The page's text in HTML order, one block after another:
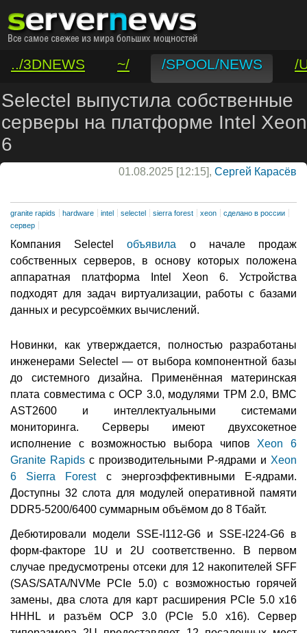
../3DNEWS ~/ /SPOOL/NEWS
/
/VAR/CONTACT
Selectel выпустила собственные
серверы на платформе Intel Xeon
6
01.08.2025 [12:15], Сергей Карасёв
granite rapids hardware intel selectel sierra forest xeon
сделано в россии
сервер
Компания Selectelобъявила о начале продаж
собственных серверов, в основу которых положена
аппаратная платформа Intel Xeon 6. Устройства
подходят для задач виртуализации, работы с базами
данных и ресурсоёмких вычислений.
Новинки, как утверждается, полностью разработаны
инженерами Selectel — от выбора компонентной базы
до системного дизайна. Применённая материнская
плата совместима с OCP 3.0, модулями TPM 2.0, BMC
AST2600 и интеллектуальными системами
мониторинга. Серверы имеют двухсокетное
исполнение с возможностью выбора чипов Xeon 6
Granite Rapids с производительными Р-ядрами и Xeon
6 Sierra Forestс энергоэффективными Е-ядрами.
Доступны 32 слота для модулей оперативной памяти
DDR5-5200/6400 суммарным объёмом до 8 Тбайт.
Дебютировали модели SSE-I112-G6 и SSE-I224-G6 в
форм-факторе 1U и 2U соответственно. В первом
случае предусмотрены отсеки для 12 накопителей SFF
(SAS/SATA/NVMe PCIe 5.0) с возможностью горячей
замены, два слота для карт расширения PCIe 5.0 x16
HHHL и разъём ОСР 3.0 (PCIe 5.0 х16). Сервер